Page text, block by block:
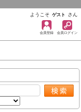
ようこそ ゲスト さん
会員登録 会員ログイン